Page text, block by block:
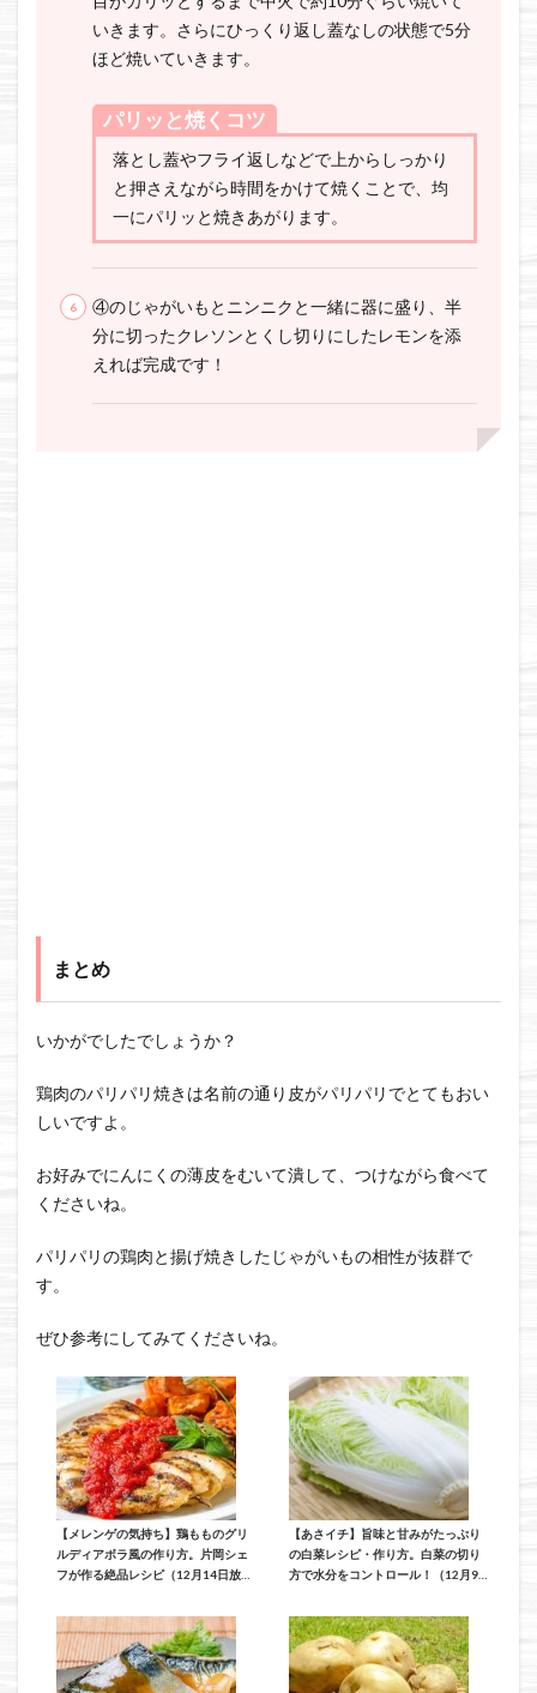
いきます。さらにひっくり返し蓋なしの状態で5分
ほど焼いていきます。
パリッと焼くコツ
落とし蓋やフライ返しなどで上からしっかり
と押さえながら時間をかけて焼くことで、均
一にパリッと焼きあがります。
④のじゃがいもとニンニクと一緒に器に盛り、半
分に切ったクレソンとくし切りにしたレモンを添
えれば完成です！
まとめ
いかがでしたでしょうか？
鶏肉のパリパリ焼きは名前の通り皮がパリパリでとてもおい
しいですよ。
お好みでにんにくの薄皮をむいて潰して、つけながら食べて
くださいね。
パリパリの鶏肉と揚げ焼きしたじゃがいもの相性が抜群で
す。
ぜひ参考にしてみてくださいね。
【メレンゲの気持ち】鶏もものグリ
ルディアボラ風の作り方。片岡シェ
フが作る絶品レシピ（12月14日放
【あさイチ】旨味と甘みがたっぷり
の白菜レシピ・作り方。白菜の切り
方で水分をコントロール！（12月9